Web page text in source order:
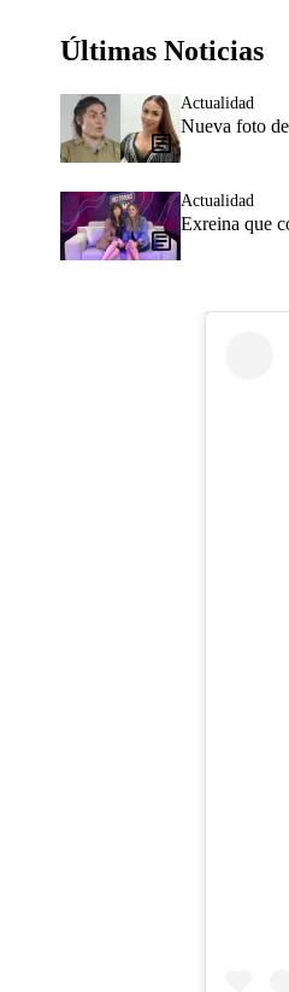
Últimas Noticias
Actualidad
Nueva foto
Actualidad
Exreina que